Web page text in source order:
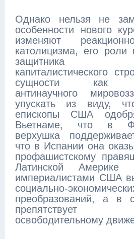
Однако нельзя не
особенности нового
изменяют
католицизма, его роли
защитника
капиталистического
сущности как
антинаучного
упускать из виду,
епископы США
Вьетнаме, что в
верхушка
что в Испании она
профашистскому
Латинской
империалистами США
социально-
преобразований, а в
препятствует
освободительному